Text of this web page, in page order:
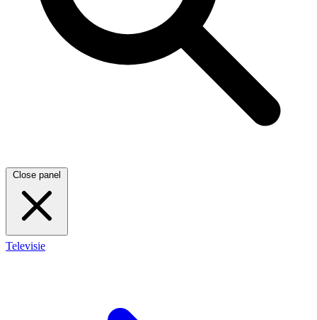
Close panel
Televisie